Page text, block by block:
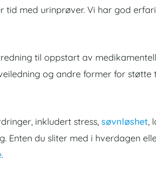
med urinprøver. Vi har god
til oppstart av medikamentell
og andre former for støtte
inkludert stress, søvnløshet,
Enten du sliter med i hverdagen
.